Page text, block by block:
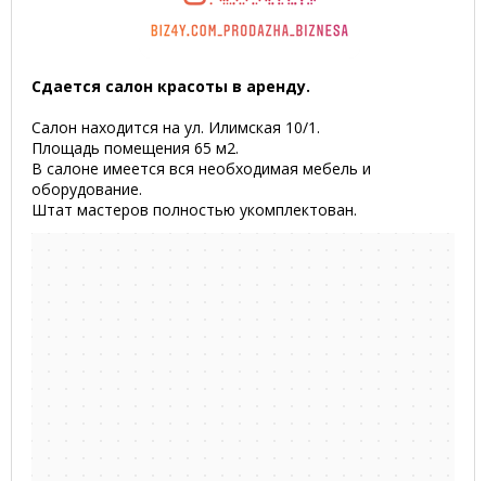
Сдается салон красоты в аренду.
Салон находится на ул. Илимская 10/1.
Площадь помещения 65 м2.
В салоне имеется вся необходимая мебель и
оборудование.
Штат мастеров полностью укомплектован.